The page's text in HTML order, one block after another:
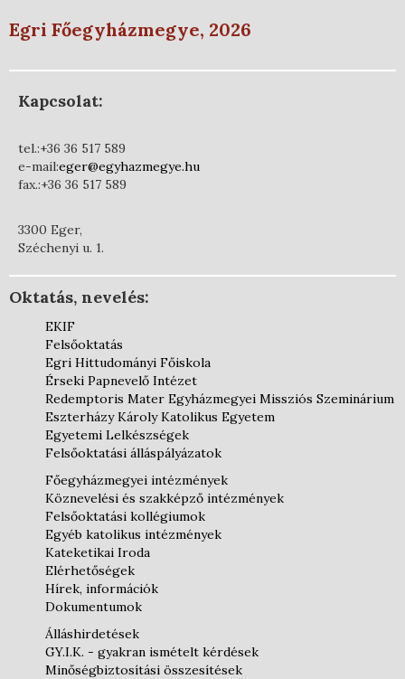
Egri Főegyházmegye, 2026
Kapcsolat:
tel.:+36 36 517 589
e-mail:eger@egyhazmegye.hu
fax.:+36 36 517 589
3300 Eger,
Széchenyi u. 1.
Oktatás, nevelés:
EKIF
Felsőoktatás
Egri Hittudományi Főiskola
Érseki Papnevelő Intézet
Redemptoris Mater Egyházmegyei Missziós Szeminárium
Eszterházy Károly Katolikus Egyetem
Egyetemi Lelkészségek
Felsőoktatási álláspályázatok
Főegyházmegyei intézmények
Köznevelési és szakképző intézmények
Felsőoktatási kollégiumok
Egyéb katolikus intézmények
Kateketikai Iroda
Elérhetőségek
Hírek, információk
Dokumentumok
Álláshirdetések
GY.I.K. - gyakran ismételt kérdések
Minőségbiztosítási összesítések